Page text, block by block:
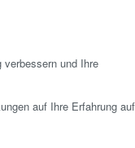
und Ihre
auf Ihre Erfahrung auf